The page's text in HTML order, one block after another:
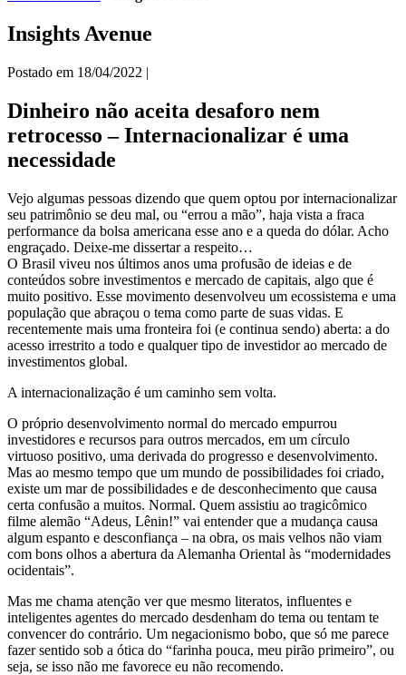
Insights Avenue
Postado em 18/04/2022 |
Dinheiro não aceita desaforo nem
retrocesso – Internacionalizar é uma
necessidade
Vejo algumas pessoas dizendo que quem optou por internacionalizar
seu patrimônio se deu mal, ou “errou a mão”, haja vista a fraca
performance da bolsa americana esse ano e a queda do dólar. Acho
engraçado. Deixe-me dissertar a respeito…
O Brasil viveu nos últimos anos uma profusão de ideias e de
conteúdos sobre investimentos e mercado de capitais, algo que é
muito positivo. Esse movimento desenvolveu um ecossistema e uma
população que abraçou o tema como parte de suas vidas. E
recentemente mais uma fronteira foi (e continua sendo) aberta: a do
acesso irrestrito a todo e qualquer tipo de investidor ao mercado de
investimentos global.
A internacionalização é um caminho sem volta.
O próprio desenvolvimento normal do mercado empurrou
investidores e recursos para outros mercados, em um círculo
virtuoso positivo, uma derivada do progresso e desenvolvimento.
Mas ao mesmo tempo que um mundo de possibilidades foi criado,
existe um mar de possibilidades e de desconhecimento que causa
certa confusão a muitos. Normal. Quem assistiu ao tragicômico
filme alemão “Adeus, Lênin!” vai entender que a mudança causa
algum espanto e desconfiança – na obra, os mais velhos não viam
com bons olhos a abertura da Alemanha Oriental às “modernidades
ocidentais”.
Mas me chama atenção ver que mesmo literatos, influentes e
inteligentes agentes do mercado desdenham do tema ou tentam te
convencer do contrário. Um negacionismo bobo, que só me parece
fazer sentido sob a ótica do “farinha pouca, meu pirão primeiro”, ou
seja, se isso não me favorece eu não recomendo.